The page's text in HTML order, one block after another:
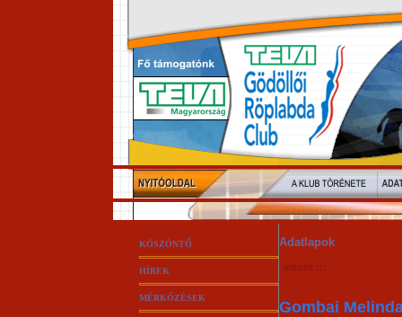
KÖSZÖNTŐ
HÍREK
MÉRKŐZÉSEK
Adatlapok
vissza :::
Gombai